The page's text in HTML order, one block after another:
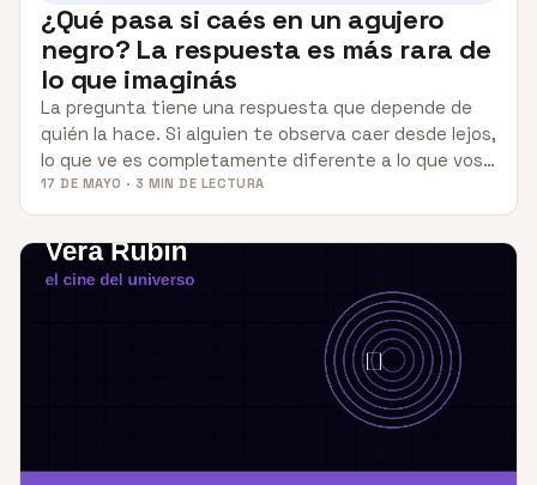
¿Qué pasa si caés en un agujero
negro? La respuesta es más rara de
lo que imaginás
La pregunta tiene una respuesta que depende de
quién la hace. Si alguien te observa caer desde lejos,
lo que ve es completamente diferente a lo que vos…
17 DE MAYO · 3 MIN DE LECTURA